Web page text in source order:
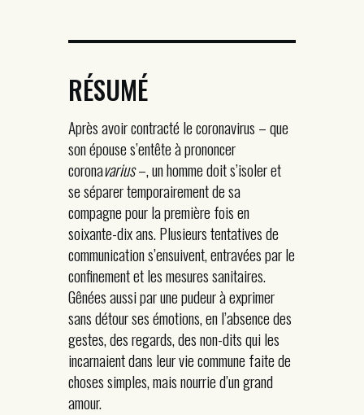
RÉSUMÉ
Après avoir contracté le coronavirus – que
son épouse s’entête à prononcer
coronavarius–, un homme doit s’isoler et
se séparer temporairement de sa
compagne pour la première fois en
soixante-dix ans. Plusieurs tentatives de
communication s’ensuivent, entravées par le
confinement et les mesures sanitaires.
Gênées aussi par une pudeur à exprimer
sans détour ses émotions, en l’absence des
gestes, des regards, des non-dits qui les
incarnaient dans leur vie commune faite de
choses simples, mais nourrie d’un grand
amour.